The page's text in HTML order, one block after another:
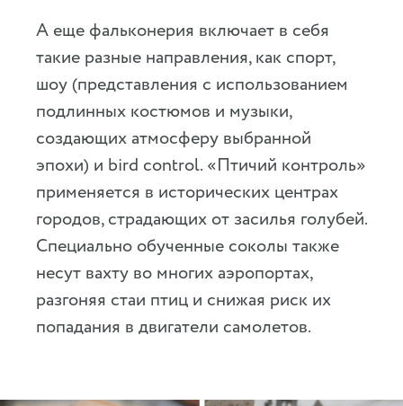
А еще фальконерия включает в себя
такие разные направления, как спорт,
шоу (представления с использованием
подлинных костюмов и музыки,
создающих атмосферу выбранной
эпохи) и bird control. «Птичий контроль»
применяется в исторических центрах
городов, страдающих от засилья голубей.
Специально обученные соколы также
несут вахту во многих аэропортах,
разгоняя стаи птиц и снижая риск их
попадания в двигатели самолетов.